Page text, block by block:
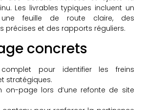
Les livrables typiques incluent un
feuille de route claire, des
précises et des rapports réguliers.
concrets
complet pour identifier les freins
stratégiques.
on-page lors d’une refonte de site